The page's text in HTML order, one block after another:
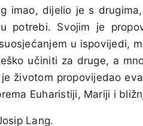
imao, dijelio je s
potrebi. Svojim je
u ispovijedi,
učiniti za druge, a
životom propovijedao
Euharistiji, Mariji i
Lang.